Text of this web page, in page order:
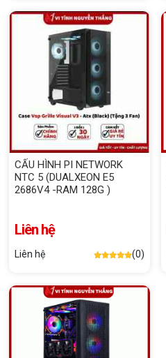
CẤU HÌNH PI NETWORK
NTC 5 (DUALXEON E5
2686V4 -RAM 128G )
Liên hệ
Liên hệ (0)